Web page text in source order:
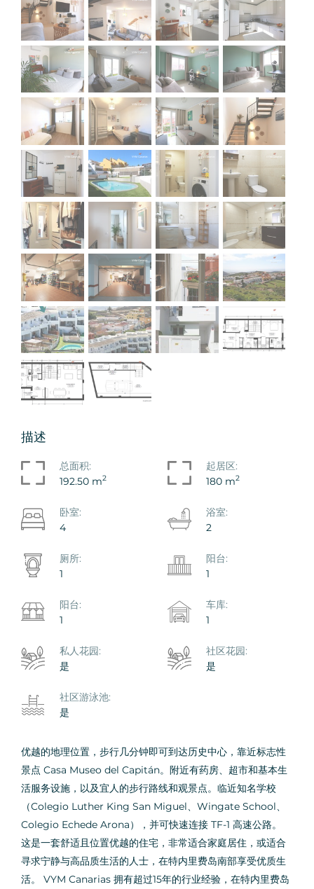
描述
总面积:
192.50 m2
起居区:
180 m2
卧室:
4
浴室:
2
厕所:
1
阳台:
1
阳台:
1
车库:
1
私人花园:
是
社区花园:
是
社区游泳池:
是
优越的地理位置，步行几分钟即可到达历史中心，靠近标志性
景点 Casa Museo del Capitán。附近有药房、超市和基本生
活服务设施，以及宜人的步行路线和观景点。临近知名学校
（Colegio Luther King San Miguel、Wingate School、
Colegio Echede Arona），并可快速连接 TF-1 高速公路。
这是一套舒适且位置优越的住宅，非常适合家庭居住，或适合
寻求宁静与高品质生活的人士，在特内里费岛南部享受优质生
活。 VYM Canarias 拥有超过15年的行业经验，在特内里费岛